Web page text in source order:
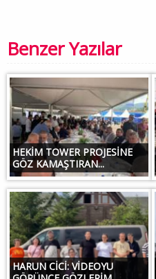
Benzer Yazılar
HEKİM TOWER PROJESİNE
GÖZ KAMAŞTIRAN...
HARUN CİCİ: VİDEOYU